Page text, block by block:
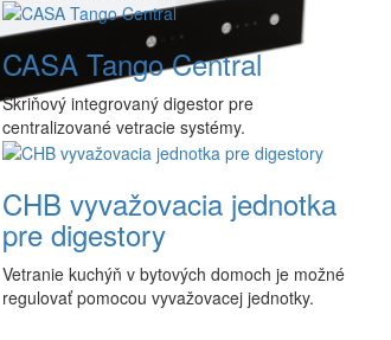
CASA Tango Central
Skriňový integrovaný digestor pre
centralizované vetracie systémy.
CHB vyvažovacia jednotka
pre digestory
Vetranie kuchýň v bytových domoch je možné
regulovať pomocou vyvažovacej jednotky.